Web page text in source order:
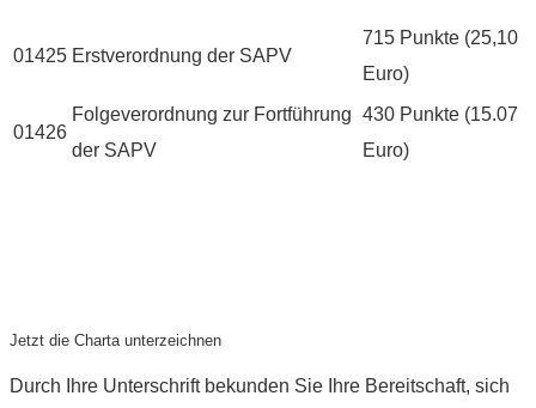
01425 Erstverordnung der SAPV
715 Punkte (25,10
Euro)
01426
Folgeverordnung zur Fortführung
der SAPV
430 Punkte (15.07
Euro)
Jetzt die Charta unterzeichnen
Durch Ihre Unterschrift bekunden Sie Ihre Bereitschaft, sich